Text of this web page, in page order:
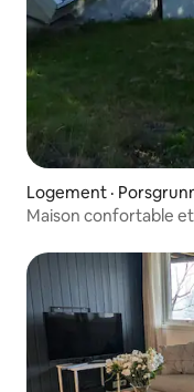
Logement ·
Maison confortable